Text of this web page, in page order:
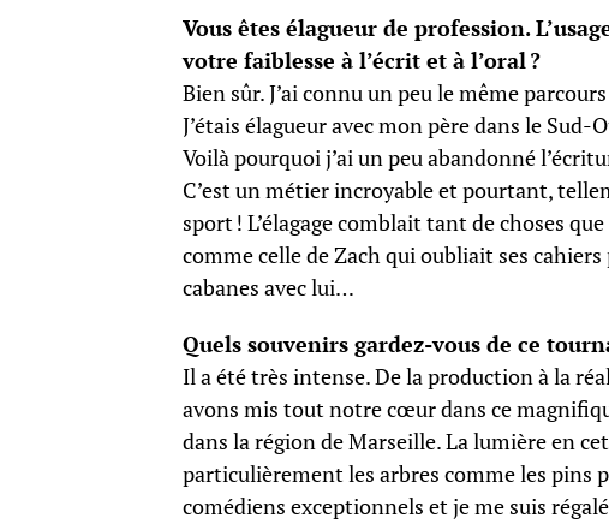
Vous êtes élagueur de profession.
votre faiblesse à l’écrit et à l’oral ?
Bien sûr. J’ai connu un peu le même
J’étais élagueur avec mon père dans le
Voilà pourquoi j’ai un peu abandonné
C’est un métier incroyable et pourtant,
sport ! L’élagage comblait tant de choses
comme celle de Zach qui oubliait ses
cabanes avec lui…
Quels souvenirs gardez-vous de ce
Il a été très intense. De la production à la
avons mis tout notre cœur dans ce
dans la région de Marseille. La lumière en
particulièrement les arbres comme les pins
comédiens exceptionnels et je me suis